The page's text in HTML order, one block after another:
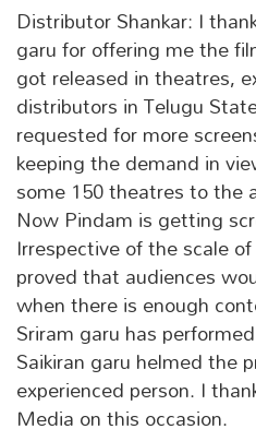
Distributor Shankar: I
garu for offering me the
got released in theatres,
distributors in Telugu
requested for more
keeping the demand in
some 150 theatres to the
Now Pindam is getting
Irrespective of the scale
proved that audiences
when there is enough
Sriram garu has
Saikiran garu helmed the
experienced person. I
Media on this occasion.